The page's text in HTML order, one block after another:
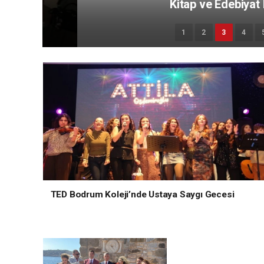
Kitap ve Edebiyat
1 2 3 4
TED Bodrum Koleji’nde Ustaya Saygı Gecesi